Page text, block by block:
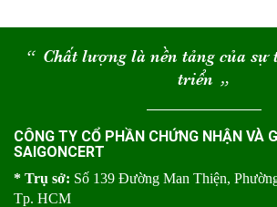
“ Chất lượng là nền tảng của sự
triển “
CÔNG TY CỔ PHẦN CHỨNG NHẬN VÀ
SAIGONCERT
* Trụ sở: Số 139 Đường Man Thiện,
Tp. HCM